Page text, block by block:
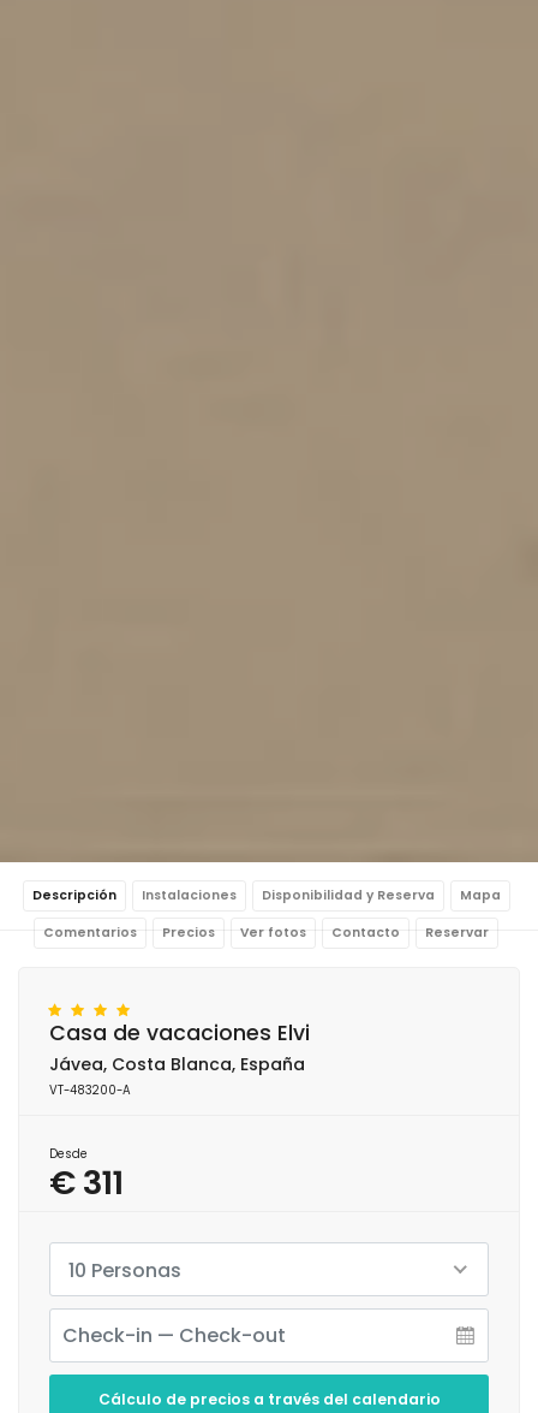
Descripción Instalaciones Disponibilidad y Reserva Mapa
Comentarios Precios Ver fotos Contacto Reservar
Casa de vacaciones Elvi
Jávea, Costa Blanca, España
VT-483200-A
Desde
€ 311
10 Personas
Cálculo de precios a través del calendario